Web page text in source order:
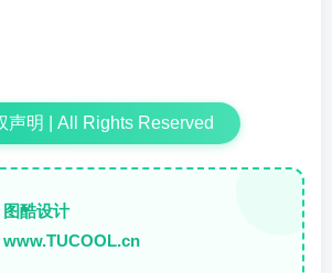
声明 | All Rights Reserved
图酷设计
www.TUCOOL.cn